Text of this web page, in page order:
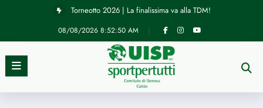
Torneotto 2026 | La finalissima va alla TDM!
08/08/2026 8:52:50 AM